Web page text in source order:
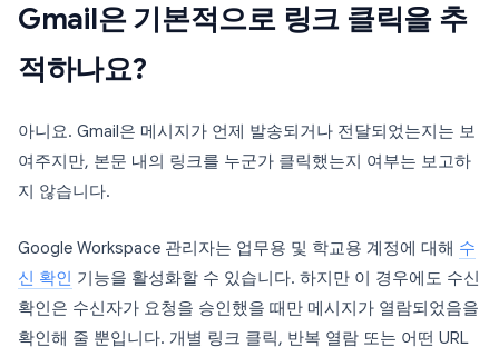
Gmail은 기본적으로 링크 클릭을 추
적하나요?
아니요. Gmail은 메시지가 언제 발송되거나 전달되었는지는 보
여주지만, 본문 내의 링크를 누군가 클릭했는지 여부는 보고하
지 않습니다.
Google Workspace 관리자는 업무용 및 학교용 계정에 대해 수
신 확인 기능을 활성화할 수 있습니다. 하지만 이 경우에도 수신
확인은 수신자가 요청을 승인했을 때만 메시지가 열람되었음을
확인해 줄 뿐입니다. 개별 링크 클릭, 반복 열람 또는 어떤 URL